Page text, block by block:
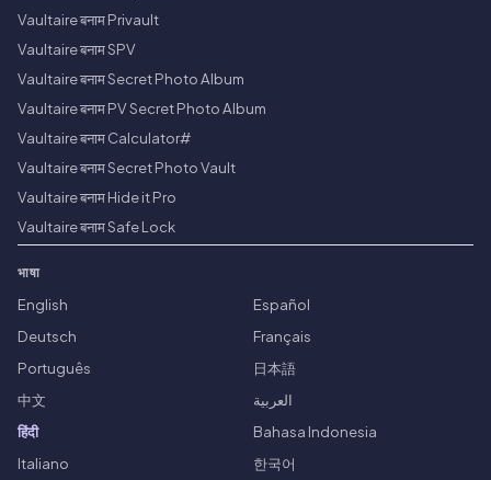
Vaultaire बनाम Privault
Vaultaire बनाम SPV
Vaultaire बनाम Secret Photo Album
Vaultaire बनाम PV Secret Photo Album
Vaultaire बनाम Calculator#
Vaultaire बनाम Secret Photo Vault
Vaultaire बनाम Hide it Pro
Vaultaire बनाम Safe Lock
भाषा
English
Español
Deutsch
Français
Português
日本語
中文
العربية
हिंदी
Bahasa Indonesia
Italiano
한국어